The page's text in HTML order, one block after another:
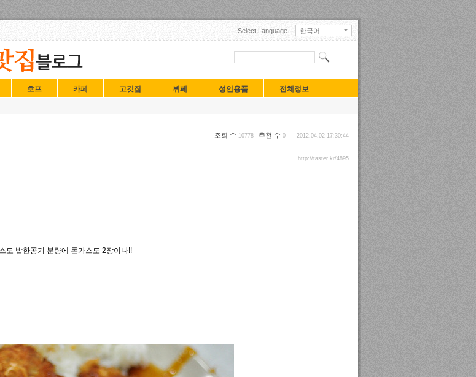
Select Language
한국어
English
日本語
中文(中国)
Français
Deutsch
호프 카페 고깃집 뷔페 성인용품 전체정보
조회 수 10778 추천 수 0 2012.04.02 17:30:44
http://taster.kr/4895
도 밥한공기 분량에 돈가스도 2장이나!!